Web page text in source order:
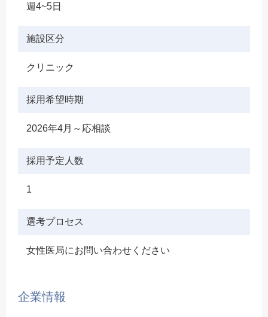
週4~5日
施設区分
クリニック
採用希望時期
2026年4月～応相談
採用予定人数
1
選考プロセス
女性医局にお問い合わせください
企業情報